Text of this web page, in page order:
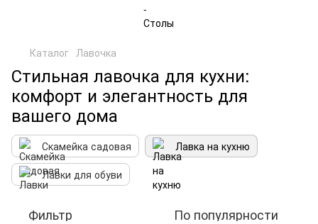
Каталог Лавочка
Стильная лавочка для кухни:
комфорт и элегантность для
вашего дома
Скамейка садовая
Лавка на кухню
Лавки для обуви
Фильтр По популярности